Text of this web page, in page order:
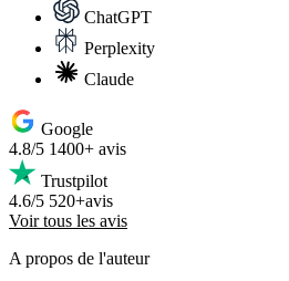
ChatGPT
Perplexity
Claude
Google
4.8/5 1400+ avis
Trustpilot
4.6/5 520+avis
Voir tous les avis
A propos de l'auteur